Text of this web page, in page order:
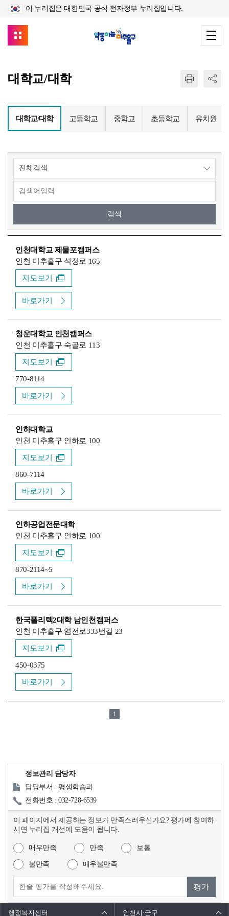
이 누리집은 대한민국 공식 전자정부 누리집입니다.
대학교/대학
대학교/대학 고등학교 중학교 초등학교 유치원
인천대학교 제물포캠퍼스
인천 미추홀구 석정로 165
지도보기
바로가기
청운대학교 인천캠퍼스
인천 미추홀구 숙골로 113
지도보기
770-8114
바로가기
인하대학교
인천 미추홀구 인하로 100
지도보기
860-7114
바로가기
인하공업전문대학
인천 미추홀구 인하로 100
지도보기
870-2114~5
바로가기
한국폴리텍2대학 남인천캠퍼스
인천 미추홀구 염전로333번길 23
지도보기
450-0375
바로가기
1
정보관리 담당자
담당부서 : 평생학습과
전화번호 : 032-728-6539
이 페이지에서 제공하는 정보가 만족스러우신가요? 평가에 참여하
시면 누리집 개선에 도움이 됩니다.
매우만족 만족 보통
불만족 매우불만족
평가
행정복지센터 인천시·군구